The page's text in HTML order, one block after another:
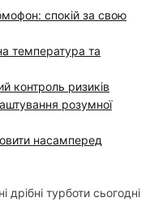
спокій за свою
температура та
контроль ризиків
розумної
насамперед
дрібні турботи сьогодні